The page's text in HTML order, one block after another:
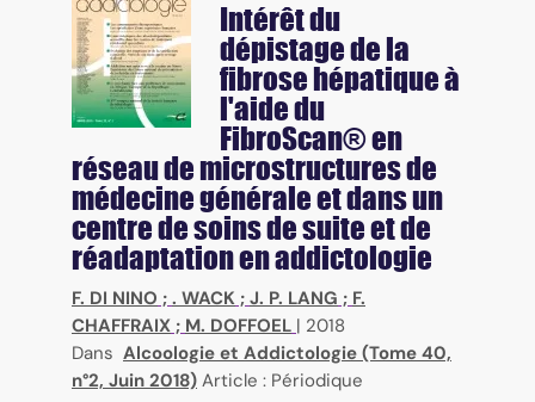
Intérêt du
dépistage de la
fibrose hépatique à
l'aide du
FibroScan® en
réseau de microstructures de
médecine générale et dans un
centre de soins de suite et de
réadaptation en addictologie
F. DI NINO ; . WACK ; J. P. LANG ; F.
CHAFFRAIX ; M. DOFFOEL | 2018
Dans Alcoologie et Addictologie (Tome 40,
n°2, Juin 2018) Article : Périodique